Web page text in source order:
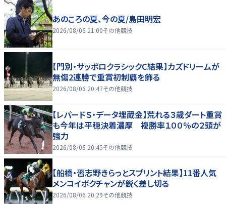
あのころの夏、今の夏/島田明宏
2026/08/06 21:00その他競技
【門別・サッポロクラシックC結果】カズドリームが
無傷2連勝で重賞初制覇を飾る
2026/08/06 20:47その他競技
【レパードＳ・データ埋蔵金】荒れる３歳ダート重賞
も今年は平穏決着濃厚 複勝率１００％の２頭が
強力
2026/08/06 20:45その他競技
【船橋・習志野きらっとスプリント結果】11番人気
メンコイボクチャンが鋭く差し切る
2026/08/06 20:29その他競技